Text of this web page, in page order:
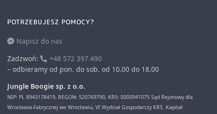
POTRZEBUJESZ POMOCY?
Napisz do nas
Zadzwoń:
+48 572 397 490
– odbieramy od pon. do sob. od 10.00 do 18.00
Jungle Boogie sp. z o.o.
NIP: PL 8943178419, REGON: 520769790, KRS: 0000941075 Sąd Rejonowy dla
Wrocławia-Fabrycznej we Wrocławiu, VI Wydział Gospodarczy KRS. Kapitał